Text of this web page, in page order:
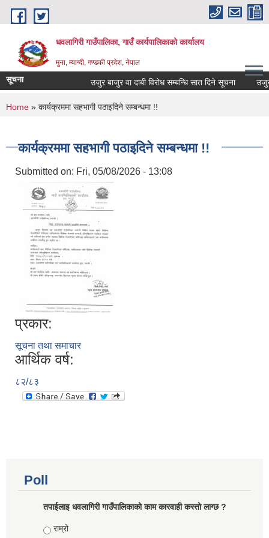
Skip to main content
धवलागिरी गाउँपालिका, गाउँ कार्यपालिकाको कार्यालय
मुना, म्याग्दी, गण्डकी प्रदेश, नेपाल
सूचना उजुर बाजुर वा दाबी विरोध सम्बन्धि सात दिने सूचना उजुर
You are here
Home » कार्यक्रममा सहभागी पठाइदिने सम्बन्धमा !!
कार्यक्रममा सहभागी पठाइदिने सम्बन्धमा !!
Submitted on: Fri, 05/08/2026 - 13:08
प्रकार:
सूचना तथा समाचार
आर्थिक वर्ष:
८२/८३
Poll
तपाईलाइ धवलागिरी गाउँपालिकाको काम कारवाही कस्तो लाग्छ ?
Choices
राम्रो